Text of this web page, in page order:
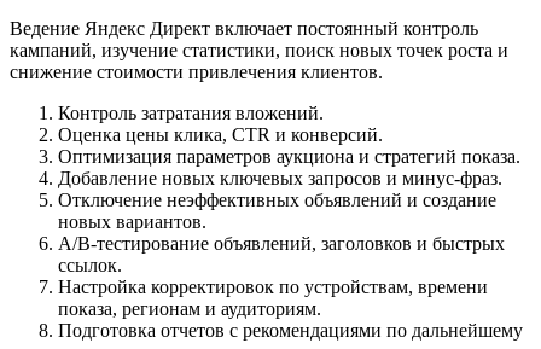
Ведение Яндекс Директ включает постоянный контроль
кампаний, изучение статистики, поиск новых точек роста и
снижение стоимости привлечения клиентов.
Контроль затратания вложений.
Оценка цены клика, CTR и конверсий.
Оптимизация параметров аукциона и стратегий показа.
Добавление новых ключевых запросов и минус-фраз.
Отключение неэффективных объявлений и создание
новых вариантов.
A/B-тестирование объявлений, заголовков и быстрых
ссылок.
Настройка корректировок по устройствам, времени
показа, регионам и аудиториям.
Подготовка отчетов с рекомендациями по дальнейшему